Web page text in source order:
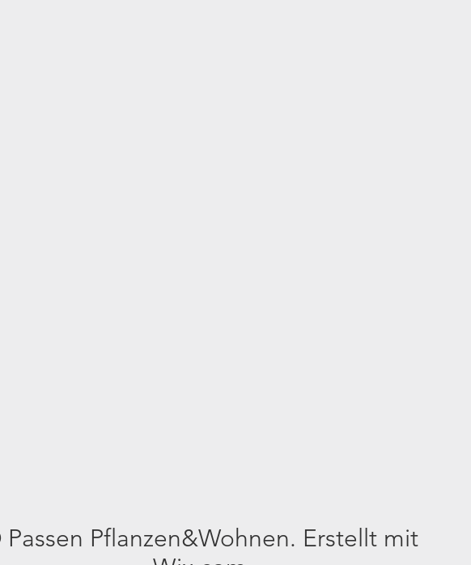
Pflanzen&Wohnen. Erstellt mit